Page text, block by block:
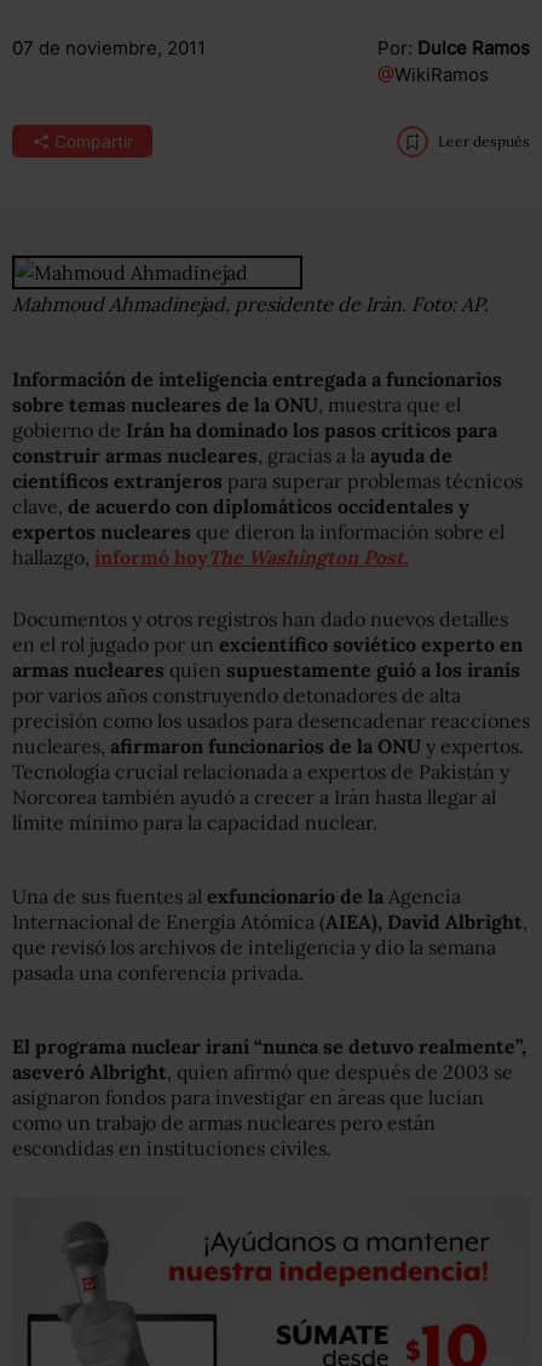
07 de noviembre, 2011 Por: Dulce Ramos
@WikiRamos
Compartir Leer después
Mahmoud Ahmadinejad, presidente de Irán. Foto: AP.
Información de inteligencia entregada a funcionarios
sobre temas nucleares de la ONU, muestra que el
gobierno de Irán ha dominado los pasos críticos para
construir armas nucleares, gracias a la ayuda de
científicos extranjeros para superar problemas técnicos
clave, de acuerdo con diplomáticos occidentales y
expertos nucleares que dieron la información sobre el
hallazgo, informó hoyThe Washington Post.
Documentos y otros registros han dado nuevos detalles
en el rol jugado por un excientífico soviético experto en
armas nucleares quien supuestamente guió a los iranís
por varios años construyendo detonadores de alta
precisión como los usados para desencadenar reacciones
nucleares, afirmaron funcionarios de la ONU y expertos.
Tecnología crucial relacionada a expertos de Pakistán y
Norcorea también ayudó a crecer a Irán hasta llegar al
límite mínimo para la capacidad nuclear.
Una de sus fuentes al exfuncionario de la Agencia
Internacional de Energía Atómica (AIEA), David Albright,
que revisó los archivos de inteligencia y dio la semana
pasada una conferencia privada.
El programa nuclear iraní “nunca se detuvo realmente”,
aseveró Albright, quien afirmó que después de 2003 se
asignaron fondos para investigar en áreas que lucían
como un trabajo de armas nucleares pero están
escondidas en instituciones civiles.